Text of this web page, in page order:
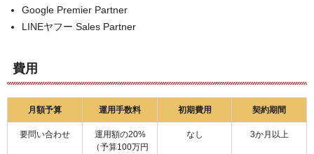
Google Premier Partner
LINEヤフー Sales Partner
費用
月額予算 運用手数料 初期費用 契約期間
要問い合わせ
運用額の20%
（予算100万円
なし 3か月以上